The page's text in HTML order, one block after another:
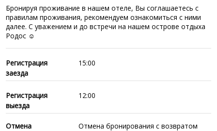
Бронируя проживание в нашем отеле, Вы соглашаетесь с
правилам проживания, рекомендуем ознакомиться с ними
далее. С уважением и до встречи на нашем острове отдыха
Родос ☺
Регистрация
заезда
15:00
Регистрация
выезда
12:00
Отмена
Отмена бронирования с возвратом